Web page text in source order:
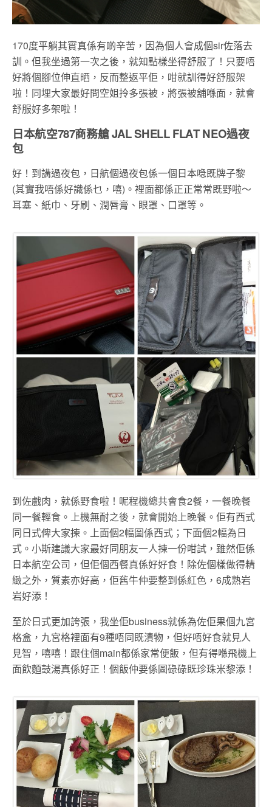
170度平躺其實真係有啲辛苦，因為個人會成個sir佐落去
訓。但我坐過第一次之後，就知點樣坐得舒服了！只要唔
好將個腳位伸直晒，反而整返平佢，咁就訓得好舒服架
啦！同埋大家最好問空姐拎多張被，將張被舖喺面，就會
舒服好多架啦！
日本航空787商務艙 JAL SHELL FLAT NEO過夜
包
好！到講過夜包，日航個過夜包係一個日本喼既牌子黎
(其實我唔係好識係乜，嘻)。裡面都係正正常常既野啦～
耳塞、紙巾、牙刷、潤唇膏、眼罩、口罩等。
到佐戲肉，就係野食啦！呢程機總共會食2餐，一餐晚餐
同一餐輕食。上機無耐之後，就會開始上晚餐。佢有西式
同日式俾大家揀。上面個2幅圖係西式；下面個2幅為日
式。小斯建議大家最好同朋友一人揀一份咁試，雖然佢係
日本航空公司，但佢個西餐真係好好食！除佐個樣做得精
緻之外，質素亦好高，佢舊牛仲要整到係紅色，6成熟岩
岩好添！
至於日式更加誇張，我坐佢business就係為佐佢果個九宮
格盒，九宮格裡面有9種唔同既漬物，但好唔好食就見人
見智，嘻嘻！跟住個main都係家常便飯，但有得喺飛機上
面飲麵鼓湯真係好正！個飯仲要係圖碌碌既珍珠米黎添！